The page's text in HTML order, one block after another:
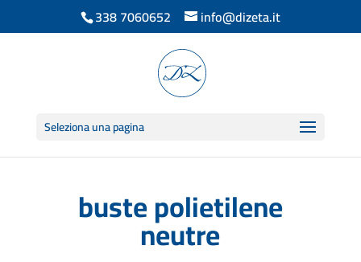
338 7060652 info@dizeta.it
Seleziona una pagina
buste polietilene
neutre